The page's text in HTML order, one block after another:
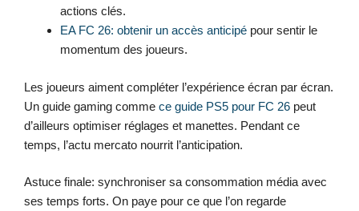
actions clés.
EA FC 26: obtenir un accès anticipé pour sentir le
momentum des joueurs.
Les joueurs aiment compléter l’expérience écran par écran.
Un guide gaming comme ce guide PS5 pour FC 26 peut
d’ailleurs optimiser réglages et manettes. Pendant ce
temps, l’actu mercato nourrit l’anticipation.
Astuce finale: synchroniser sa consommation média avec
ses temps forts. On paye pour ce que l’on regarde